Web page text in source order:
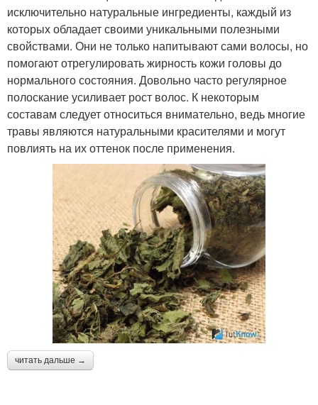
исключительно натуральные ингредиенты, каждый из
которых обладает своими уникальными полезными
свойствами. Они не только напитывают сами волосы, но
помогают отрегулировать жирность кожи головы до
нормального состояния. Довольно часто регулярное
полоскание усиливает рост волос. К некоторым
составам следует относиться внимательно, ведь многие
травы являются натуральными красителями и могут
повлиять на их оттенок после применения.
читать дальше →